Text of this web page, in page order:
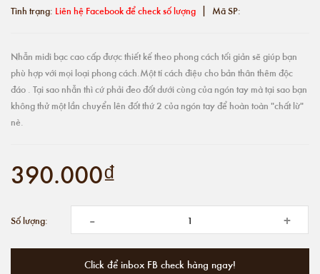
Tình trạng: Liên hệ Facebook để check số lượng | Mã SP:
Nhẫn midi bạc cao cấp được thiết kế theo phong cách tối giản sẽ giúp bạn
phù hợp với mọi loại phong cách.Một tí cách điệu cho bản thân thêm độc
đáo . Tại sao nhẫn thì cứ phải đeo đốt dưới cùng của ngón tay mà tại sao bạn
không thử một lần chuyển lên đốt thứ 2 của ngón tay để hoàn toàn "chất lừ"
nè.
390.000₫
Số lượng: - +
Click để inbox FB check hàng ngay!